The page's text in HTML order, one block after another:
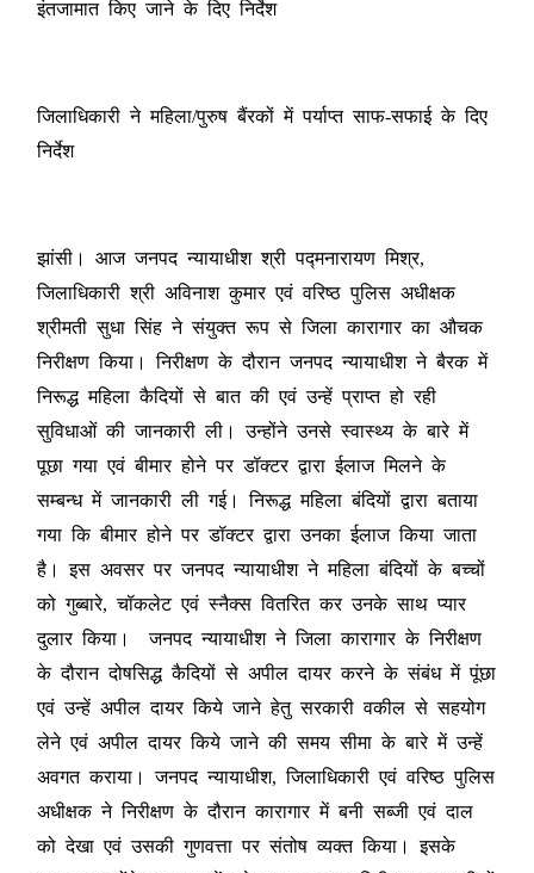
इंतजामात किए जाने के दिए निर्देश
जिलाधिकारी ने महिला/पुरुष बैंरकों में पर्याप्त साफ-सफाई के दिए
निर्देश
झांसी। आज जनपद न्यायाधीश श्री पद्मनारायण मिश्र,
जिलाधिकारी श्री अविनाश कुमार एवं वरिष्ठ पुलिस अधीक्षक
श्रीमती सुधा सिंह ने संयुक्त रूप से जिला कारागार का औचक
निरीक्षण किया। निरीक्षण के दौरान जनपद न्यायाधीश ने बैरक में
निरूद्ध महिला कैदियों से बात की एवं उन्हें प्राप्त हो रही
सुविधाओं की जानकारी ली। उन्होंने उनसे स्वास्थ्य के बारे में
पूछा गया एवं बीमार होने पर डॉक्टर द्वारा ईलाज मिलने के
सम्बन्ध में जानकारी ली गई। निरूद्ध महिला बंदियों द्वारा बताया
गया कि बीमार होने पर डॉक्टर द्वारा उनका ईलाज किया जाता
है। इस अवसर पर जनपद न्यायाधीश ने महिला बंदियों के बच्चों
को गुब्बारे, चॉकलेट एवं स्नैक्स वितरित कर उनके साथ प्यार
दुलार किया। जनपद न्यायाधीश ने जिला कारागार के निरीक्षण
के दौरान दोषसिद्ध कैदियों से अपील दायर करने के संबंध में पूंछा
एवं उन्हें अपील दायर किये जाने हेतु सरकारी वकील से सहयोग
लेने एवं अपील दायर किये जाने की समय सीमा के बारे में उन्हें
अवगत कराया। जनपद न्यायाधीश, जिलाधिकारी एवं वरिष्ठ पुलिस
अधीक्षक ने निरीक्षण के दौरान कारागार में बनी सब्जी एवं दाल
को देखा एवं उसकी गुणवत्ता पर संतोष व्यक्त किया। इसके